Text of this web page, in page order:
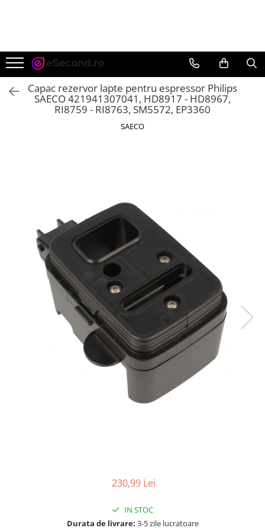
Auto Moto
Accesorii Auto
Anvelope & Jante
Covorase auto
Casa, Gradina & Bricolaj
Accesorii usi
Bucatarie & Servire
Curatenie si intretinere
Decoratiuni
Hobby-uri creative
Iluminat & Electrice
Kit-uri automatizari porti si usi
Textile si covoare
Capac rezervor lapte pentru espressor Philips
SAECO 421941307041, HD8917 - HD8967,
RI8759 - RI8763, SM5572, EP3360
SAECO
230,99 Lei
IN STOC
Durata de livrare: 3-5 zile lucratoare